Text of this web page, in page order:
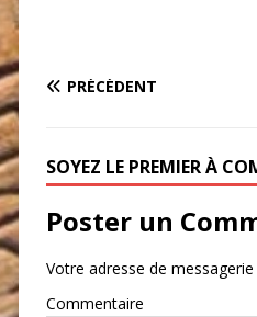
PRÉCÉDENT
SOYEZ LE PREMIER À
Poster un
Votre adresse de
Commentaire